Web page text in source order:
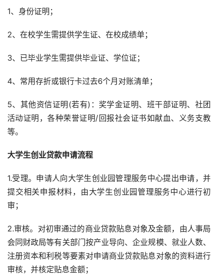
1、身份证明；
2、在校学生需提供学生证、在校成绩单；
3、已毕业学生需提供毕业证、学位证；
4、常用存折或银行卡过去6个月对账清单；
5、其他资信证明(若有)：奖学金证明、班干部证明、社团
活动证明，各种荣誉证明/回报社会证书如献血、义务支教
等。
大学生创业贷款申请流程
1.受理。申请人向大学生创业园管理服务中心提出申请，并
提交相关申报材料，由大学生创业园管理服务中心进行初
审；
2.审核。对初审通过的商业贷款贴息对象及金额，由人事局
会同财政局等有关部门按产业导向、企业规模、就业人数、
注册资本和利税等要素对申请商业贷款贴息对象的资料进行
审核，并核定贴息金额；